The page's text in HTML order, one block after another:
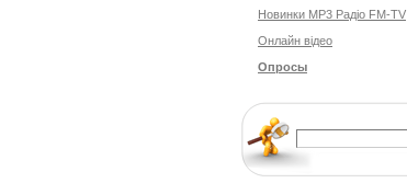
Новинки MP3 Радіо FM-TV
Онлайн відео
Опросы